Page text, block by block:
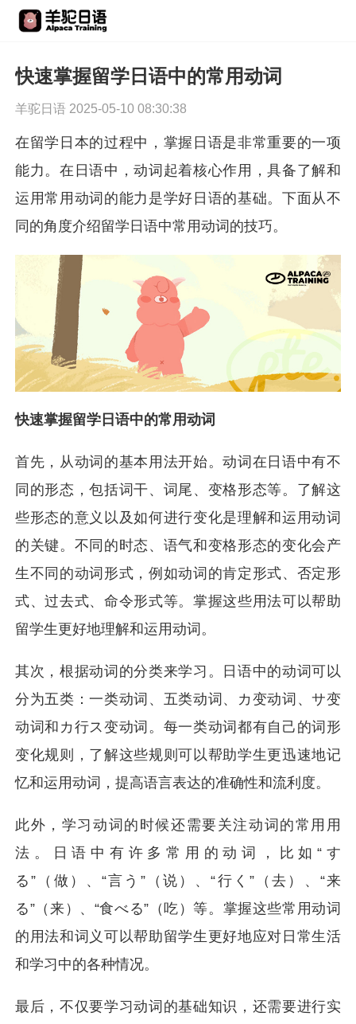
快速掌握留学日语中的常用动词
羊驼日语 2025-05-10 08:30:38
在留学日本的过程中，掌握日语是非常重要的一项
能力。在日语中，动词起着核心作用，具备了解和
运用常用动词的能力是学好日语的基础。下面从不
同的角度介绍留学日语中常用动词的技巧。
快速掌握留学日语中的常用动词
首先，从动词的基本用法开始。动词在日语中有不
同的形态，包括词干、词尾、变格形态等。了解这
些形态的意义以及如何进行变化是理解和运用动词
的关键。不同的时态、语气和变格形态的变化会产
生不同的动词形式，例如动词的肯定形式、否定形
式、过去式、命令形式等。掌握这些用法可以帮助
留学生更好地理解和运用动词。
其次，根据动词的分类来学习。日语中的动词可以
分为五类：一类动词、五类动词、カ变动词、サ变
动词和カ行ス变动词。每一类动词都有自己的词形
变化规则，了解这些规则可以帮助学生更迅速地记
忆和运用动词，提高语言表达的准确性和流利度。
此外，学习动词的时候还需要关注动词的常用用
法。日语中有许多常用的动词，比如“す
る”（做）、“言う”（说）、“行く”（去）、“来
る”（来）、“食べる”（吃）等。掌握这些常用动词
的用法和词义可以帮助留学生更好地应对日常生活
和学习中的各种情况。
最后，不仅要学习动词的基础知识，还需要进行实